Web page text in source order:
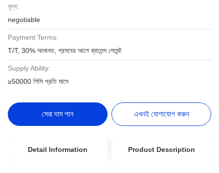
মূল্য:
negotiable
Payment Terms:
T/T, 30% আমানত, প্রসবের আগে ব্যালেন্স পেমেন্ট
Supply Ability:
≥50000 পিসি প্রতি মাসে
সেরা দাম পান এখনই যোগাযোগ করুন
Detail Information Product Description